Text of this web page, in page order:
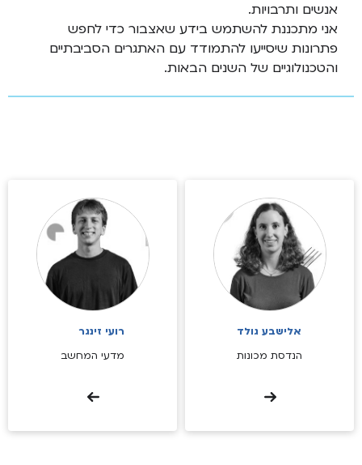
אנשים ותרבויות.
אני מתכננת להשתמש בידע שאצבור כדי לחפש
פתרונות שיסייעו להתמודד עם האתגרים הסביבתיים
והטכנולוגיים של השנים הבאות.
אלישבע גולד
הנדסת מכונות
רועי זינגר
מדעי המחשב